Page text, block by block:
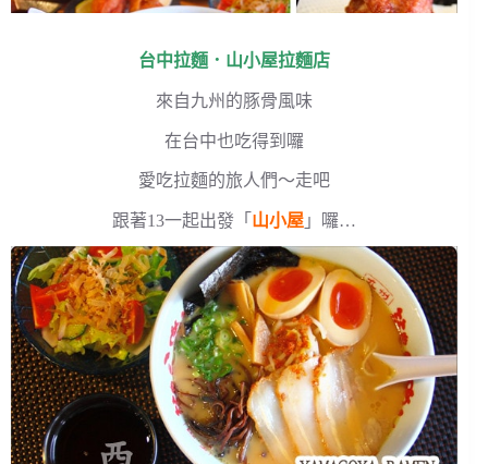
台中拉麵．山小屋拉麵店
來自九州的豚骨風味
在台中也吃得到囉
愛吃拉麵的旅人們～走吧
跟著13一起出發「 山小屋 」囉…